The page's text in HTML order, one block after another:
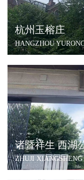
杭州玉榕庄
HANGZHOU
诸暨祥生 西湖
ZHUJI